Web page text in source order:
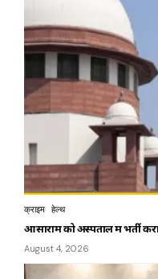
क्राइम हेल्थ
आसाराम को अस्पताल में भर्ती
August 4, 2026